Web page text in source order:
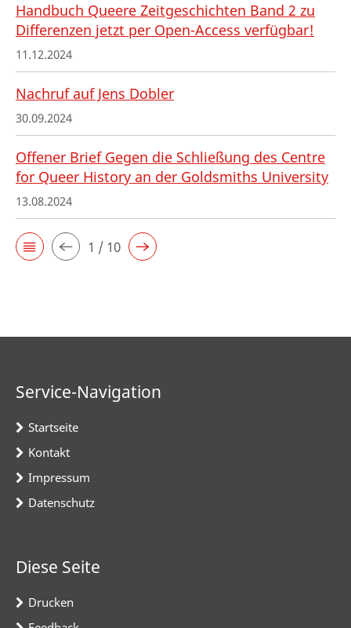
Handbuch Queere Zeitgeschichten Band 2 zu
Differenzen jetzt per Open-Access verfügbar!
11.12.2024
Nachruf auf Jens Dobler
30.09.2024
Offener Brief Gegen die Schließung des Centre
for Queer History an der Goldsmiths University
13.08.2024
1 / 10
Service-Navigation
Startseite
Kontakt
Impressum
Datenschutz
Diese Seite
Drucken